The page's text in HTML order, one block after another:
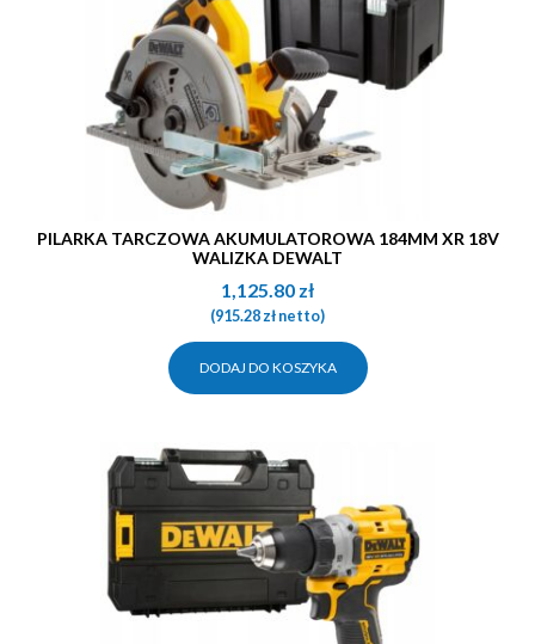
PILARKA TARCZOWA AKUMULATOROWA 184MM XR 18V
WALIZKA DEWALT
1,125.80 zł
(915.28złnetto)
DODAJ DO KOSZYKA